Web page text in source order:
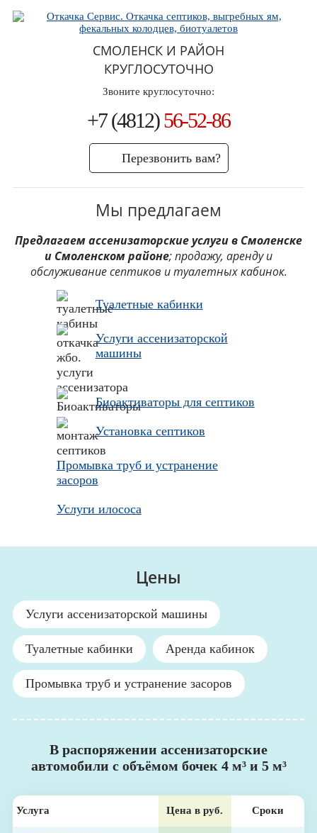
СМОЛЕНСК И РАЙОН
КРУГЛОСУТОЧНО
Звоните круглосуточно:
+7 (4812)56-52-86
Перезвонить вам?
Мы предлагаем
Предлагаем ассенизаторские услуги в Смоленске
и Смоленском районе; продажу, аренду и
обслуживание септиков и туалетных кабинок.
Туалетные кабинки
Услуги ассенизаторской
машины
Биоактиваторы для септиков
Установка септиков
Промывка труб и устранение
засоров
Услуги илососа
Цены
Услуги ассенизаторской машины
Туалетные кабинки Аренда кабинок
Промывка труб и устранение засоров
В распоряжении ассенизаторские
автомобили с объёмом бочек 4 м³ и 5 м³
Услуга Цена в руб. Сроки